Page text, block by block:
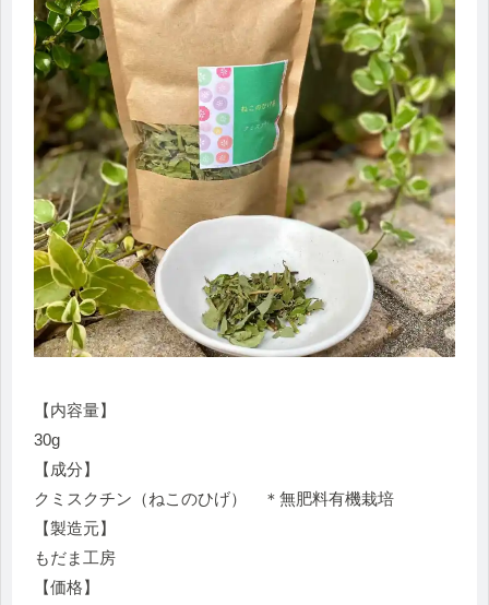
【内容量】
30g
【成分】
クミスクチン（ねこのひげ） ＊無肥料有機栽培
【製造元】
もだま工房
【価格】